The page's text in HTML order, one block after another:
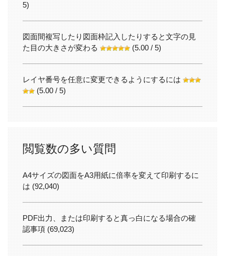
5)
図面間複写したり図面枠記入したりすると文字の見
た目の大きさが変わる
(5.00 / 5)
レイヤ番号を任意に変更できるようにするには
(5.00 / 5)
閲覧数の多い質問
A4サイズの図面をA3用紙に倍率を変えて印刷するに
は (92,040)
PDF出力、または印刷すると真っ白になる場合の確
認事項 (69,023)